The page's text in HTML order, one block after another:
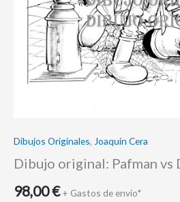
Dibujos Originales, Joaquín Cera
Dibujo original: Pafman vs
98,00€ + Gastos de envio*